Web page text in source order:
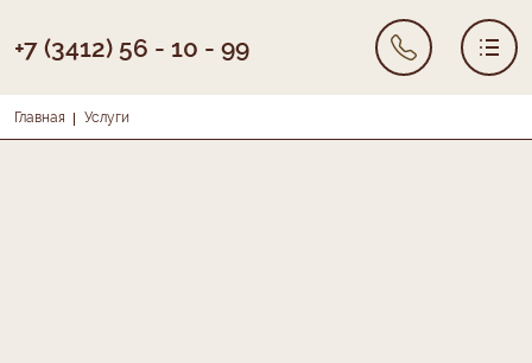
+7 (3412) 56 - 10 - 99
Строка навигации
Главная Услуги